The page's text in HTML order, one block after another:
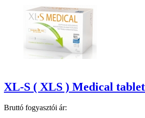
XL-S ( XLS ) Medical
Bruttó fogyasztói ár: